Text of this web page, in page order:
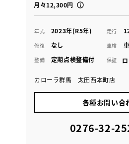
月々12,300円
年式 2023年(R5年) 走行
修復 なし 車検
整備 定期点検整備付 保証
カローラ群馬 太田西本町店
各種お問い合
0276-32-